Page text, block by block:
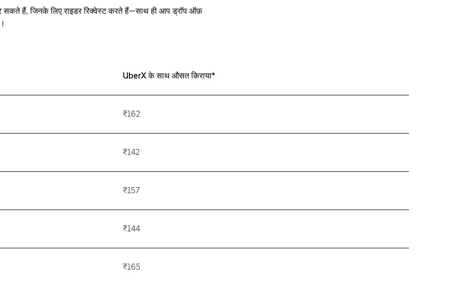
सकते हैं, जिनके लिए राइडर रिक्वेस्ट करते हैं—साथ ही आप ड्रॉप ऑफ़
UberX के साथ औसत किराया*
₹162
₹142
₹157
₹144
₹165